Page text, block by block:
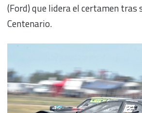
(Ford) que lidera el certamen tras
Centenario.